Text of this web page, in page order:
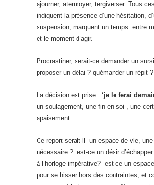
ajourner, atermoyer, tergiverser. Tous
indiquent la présence d’une hésitation,
suspension, marquent un temps entre
et le moment d’agir.
Procrastiner, serait-ce demander un
proposer un délai ? quémander un répit ?
La décision est prise : ‘je le ferai
un soulagement, une fin en soi , une
apaisement.
Ce report serait-il un espace de vie, une
nécessaire ? est-ce un désir
à l’horloge impérative? est-ce un
pour se hisser hors des contraintes, et